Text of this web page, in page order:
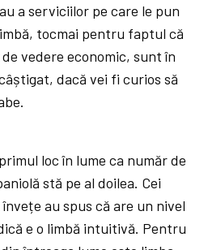
a serviciilor pe care le pun
tocmai pentru faptul că
vedere economic, sunt în
dacă vei fi curios să
loc în lume ca număr de
stă pe al doilea. Cei
au spus că are un nivel
e o limbă intuitivă. Pentru